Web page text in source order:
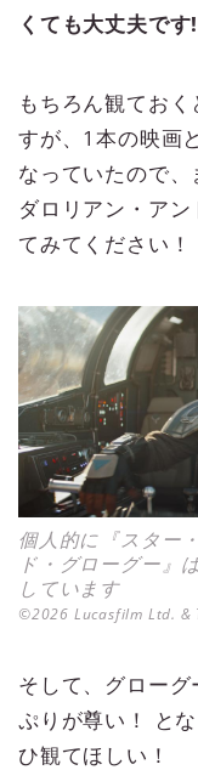
くても大丈夫です
もちろん観てお
すが、1本の映画
なっていたので
ダロリアン・ア
てみてください！
個人的に『スター
ド・グローグー』
しています
©2026 Lucasfilm Ltd. &
そして、グロー
ぷりが尊い！ と
ひ観てほしい！